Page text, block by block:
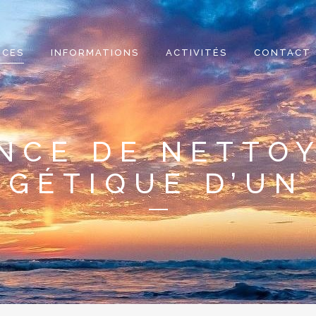
INFORMATIONS ACTIVITÉS CONTACT
DE